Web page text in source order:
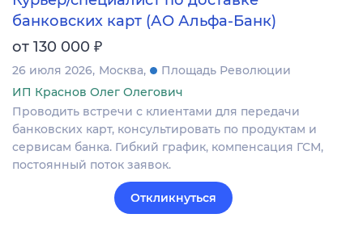
банковских карт (АО Альфа-Банк)
от 130 000 ₽
26 июля 2026 Москва
Площадь Революции
ИП Краснов Олег Олегович
Проводить встречи с клиентами для передачи
банковских карт, консультировать по продуктам и
сервисам банка. Гибкий график, компенсация ГСМ,
постоянный поток заявок.
Откликнуться